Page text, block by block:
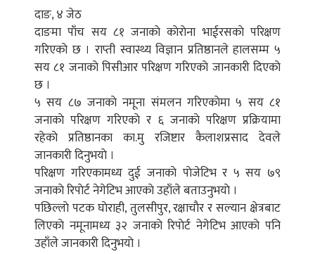
दाङ, ४ जेठ
दाङमा पाँच सय ८१ जनाकाे काेराेना भाईरसकाे परिक्षण
गरिएकाे छ । राप्ती स्वास्थ्य विज्ञान प्रतिष्ठानले हालसम्म ५
सय ८१ जनाकाे पिसीआर परिक्षण गरिएकाे जानकारी दिएकाे
छ ।
५ सय ८७ जनाकाे नमूना संमलन गरिएकाेमा ५ सय ८१
जनाकाे परिक्षण गरिएकाे र ६ जनाकाे परिक्षण प्रक्रियामा
रहेकाे प्रतिष्ठानका का.मु रजिष्टार कैलाशप्रसाद देवले
जानकारी दिनुभयाे ।
परिक्षण गरिएकामध्य दुई जनाकाे पाेजेटिभ र ५ सय ७९
जनाकाे रिपाेर्ट नेगेटिभ आएकाे उहाँले बताउनुभयाे ।
पछिल्लाे पटक घाेराही, तुलसीपुर, रक्षाचाैर र सल्यान क्षेत्रबाट
लिएकाे नमूनामध्य ३२ जनाकाे रिपाेर्ट नेगेटिभ आएकाे पनि
उहाँले जानकारी दिनुभयाे ।